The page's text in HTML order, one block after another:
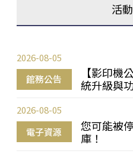
活
館務公告
【影印機
統升級與
2026-08-05
電子資源
您可能被
庫！
2026-08-05